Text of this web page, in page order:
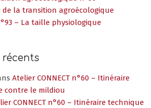
de la transition agroécologique
– La taille physiologique
récents
Atelier CONNECT n°60 – Itinéraire
contre le mildiou
CONNECT n°60 – Itinéraire technique